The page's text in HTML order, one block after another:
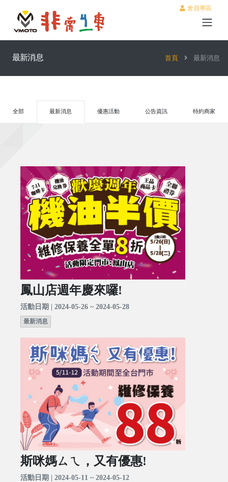
會員專區
最新消息 首頁 最新消息
全部 最新消息 優惠活動 公告資訊 特約商家
鳳山店週年慶來囉!
活動日期 | 2024-05-26 ~ 2024-05-28
最新消息
斯咪媽ㄙㄟ，又有優惠!
活動日期 | 2024-05-11 ~ 2024-05-12